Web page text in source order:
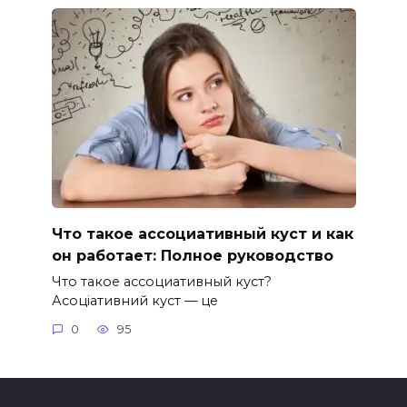
Что такое ассоциативный куст и как
он работает: Полное руководство
Что такое ассоциативный куст?
Асоціативний куст — це
0 95